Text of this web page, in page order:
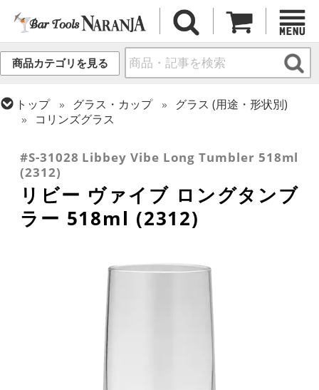
商品カテゴリを見る
トップ グラス・カップ
グラス (用途・形状別)
コリンズグラス
リビー
#S-31028 Libbey Vibe Long Tumbler 518ml
(2312)
リビー ヴァイブ ロングタンブ
ラー 518ml (2312)